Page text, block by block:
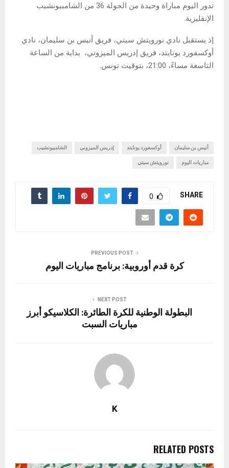
تدور اليوم مباراة وحيدة من الجولة 36 من الشامبيونشيب
الإنقليزية.
إذ يستقبل نادي نورويتش سيتي، فريق أنيس بن سليمان، نادي
أوكسفورد يونايتد، فريق إدريس الميزوني، بداية من الساعة
التاسعة مساءً، 21:00، بتوقيت تونس.
أنيس بن سليمان أوكسفورد يونايتد إدريس الميزوني الشامبيونشيب
مباريات اليوم نورويتش سيتي
SHARE
0
PREVIOUS POST
كرة قدم أوروبية: برنامج مباريات اليوم
NEXT POST
البطولة الوطنية للكرة الطائرة: الكلاسيكو أبرز
مباريات السبت
K
RELATED POSTS